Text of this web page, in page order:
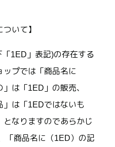
いて】
1ED」表記)の存在する
ップでは「商品名に
」は「1ED」の販売、
」は「1EDではないも
なりますのであらかじ
「商品名に（1ED）の記